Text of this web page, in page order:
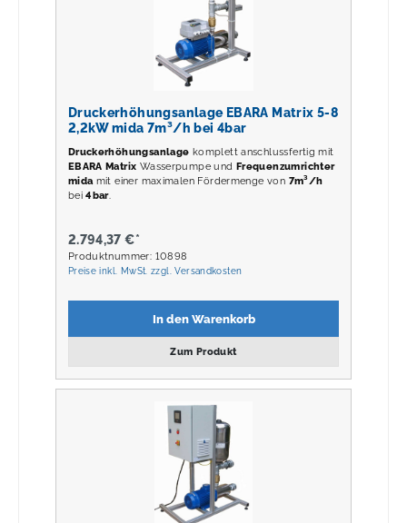
Druckerhöhungsanlage EBARA Matrix 5-8
2,2kW mida 7m³/h bei 4bar
Druckerhöhungsanlage komplett anschlussfertig mit
EBARA Matrix Wasserpumpe und Frequenzumrichter
mida mit einer maximalen Fördermenge von 7m³/h
bei4bar.
2.794,37 €*
Produktnummer: 10898
Preise inkl. MwSt. zzgl. Versandkosten
In den Warenkorb
Zum Produkt